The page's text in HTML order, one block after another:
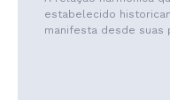
estabelecido
manifesta desde suas